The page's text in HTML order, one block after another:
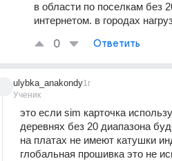
в области по поселкам без
интернетом. в городах
0 Ответить
ulybka_anakondy
Ученик
1г
это если sim карточка
деревнях без 20 диапазона
на платах не имеют катушки
глобальная прошивка это не